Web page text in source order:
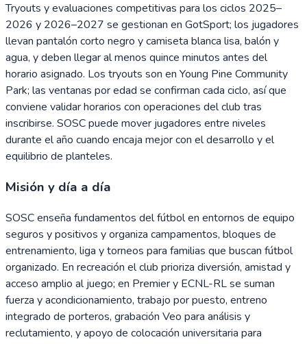
Tryouts y evaluaciones competitivas para los ciclos 2025–
2026 y 2026–2027 se gestionan en GotSport; los jugadores
llevan pantalón corto negro y camiseta blanca lisa, balón y
agua, y deben llegar al menos quince minutos antes del
horario asignado. Los tryouts son en Young Pine Community
Park; las ventanas por edad se confirman cada ciclo, así que
conviene validar horarios con operaciones del club tras
inscribirse. SOSC puede mover jugadores entre niveles
durante el año cuando encaja mejor con el desarrollo y el
equilibrio de planteles.
Misión y día a día
SOSC enseña fundamentos del fútbol en entornos de equipo
seguros y positivos y organiza campamentos, bloques de
entrenamiento, liga y torneos para familias que buscan fútbol
organizado. En recreación el club prioriza diversión, amistad y
acceso amplio al juego; en Premier y ECNL-RL se suman
fuerza y acondicionamiento, trabajo por puesto, entreno
integrado de porteros, grabación Veo para análisis y
reclutamiento, y apoyo de colocación universitaria para